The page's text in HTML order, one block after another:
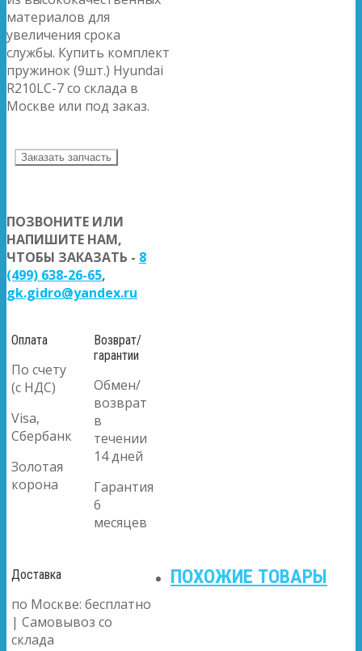
материалов для
увеличения срока
службы. Купить комплект
пружинок (9шт.) Hyundai
R210LC-7 со склада в
Москве или под заказ.
Заказать запчасть
ПОЗВОНИТЕ ИЛИ
НАПИШИТЕ НАМ,
ЧТОБЫ ЗАКАЗАТЬ - 8
(499) 638-26-65,
gk.gidro@yandex.ru
Оплата
По счету
(с НДС)
Visa,
Сбербанк
Золотая
корона
Возврат/
гарантии
Обмен/
возврат
в
течении
14 дней
Гарантия
6
месяцев
Доставка
по Москве: бесплатно
| Самовывоз со
склада
ПОХОЖИЕ ТОВАРЫ